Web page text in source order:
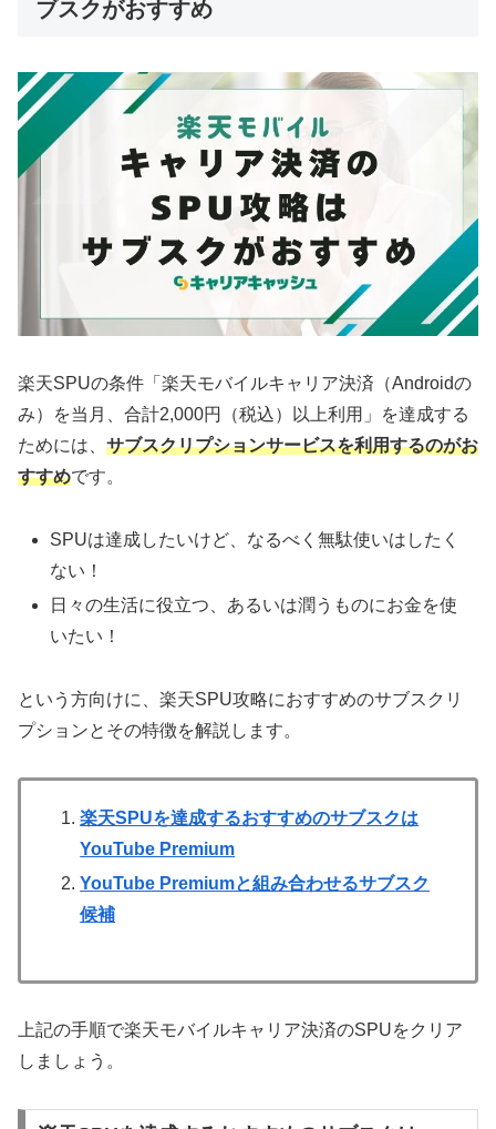
ブスクがおすすめ
楽天SPUの条件「楽天モバイルキャリア決済（Androidの
み）を当月、合計2,000円（税込）以上利用」を達成する
ためには、 サブスクリプションサービスを利用するのがお
すすめです。
SPUは達成したいけど、なるべく無駄使いはしたく
ない！
日々の生活に役立つ、あるいは潤うものにお金を使
いたい！
という方向けに、楽天SPU攻略におすすめのサブスクリ
プションとその特徴を解説します。
楽天SPUを達成するおすすめのサブスクは
YouTube Premium
YouTube Premiumと組み合わせるサブスク
候補
上記の手順で楽天モバイルキャリア決済のSPUをクリア
しましょう。